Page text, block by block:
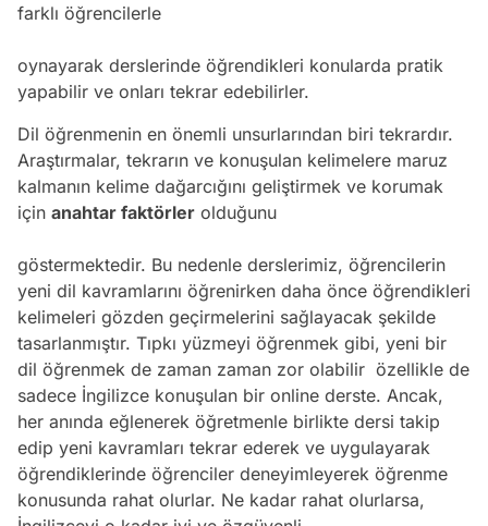
farklı öğrencilerle
oynayarak derslerinde öğrendikleri konularda pratik
yapabilir ve onları tekrar edebilirler.
Dil öğrenmenin en önemli unsurlarından biri tekrardır.
Araştırmalar, tekrarın ve konuşulan kelimelere maruz
kalmanın kelime dağarcığını geliştirmek ve korumak
için anahtar faktörler olduğunu
göstermektedir. Bu nedenle derslerimiz, öğrencilerin
yeni dil kavramlarını öğrenirken daha önce öğrendikleri
kelimeleri gözden geçirmelerini sağlayacak şekilde
tasarlanmıştır. Tıpkı yüzmeyi öğrenmek gibi, yeni bir
dil öğrenmek de zaman zaman zor olabilir özellikle de
sadece İngilizce konuşulan bir online derste. Ancak,
her anında eğlenerek öğretmenle birlikte dersi takip
edip yeni kavramları tekrar ederek ve uygulayarak
öğrendiklerinde öğrenciler deneyimleyerek öğrenme
konusunda rahat olurlar. Ne kadar rahat olurlarsa,